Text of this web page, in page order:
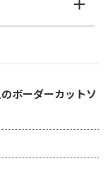
ボーダーカットソ